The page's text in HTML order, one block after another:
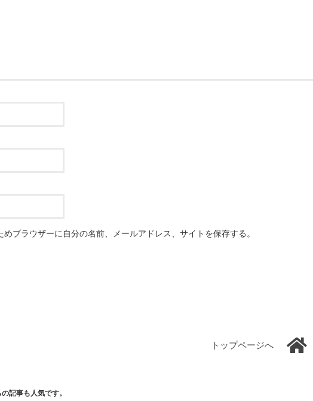
ブラウザーに自分の名前、メールアドレス、サイトを保存する。
トップページへ
記事も人気です。